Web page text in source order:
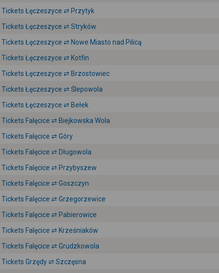
Tickets Łęczeszyce ⇄ Przytyk
Tickets Łęczeszyce ⇄ Stryków
Tickets Łęczeszyce ⇄ Nowe Miasto nad Pilicą
Tickets Łęczeszyce ⇄ Kotfin
Tickets Łęczeszyce ⇄ Brzostowiec
Tickets Łęczeszyce ⇄ Ślepowola
Tickets Łęczeszyce ⇄ Bełek
Tickets Falęcice ⇄ Biejkowska Wola
Tickets Falęcice ⇄ Góry
Tickets Falęcice ⇄ Długowola
Tickets Falęcice ⇄ Przybyszew
Tickets Falęcice ⇄ Goszczyn
Tickets Falęcice ⇄ Grzegorzewice
Tickets Falęcice ⇄ Pabierowice
Tickets Falęcice ⇄ Krześniaków
Tickets Falęcice ⇄ Grudzkowola
Tickets Grzędy ⇄ Szczęsna